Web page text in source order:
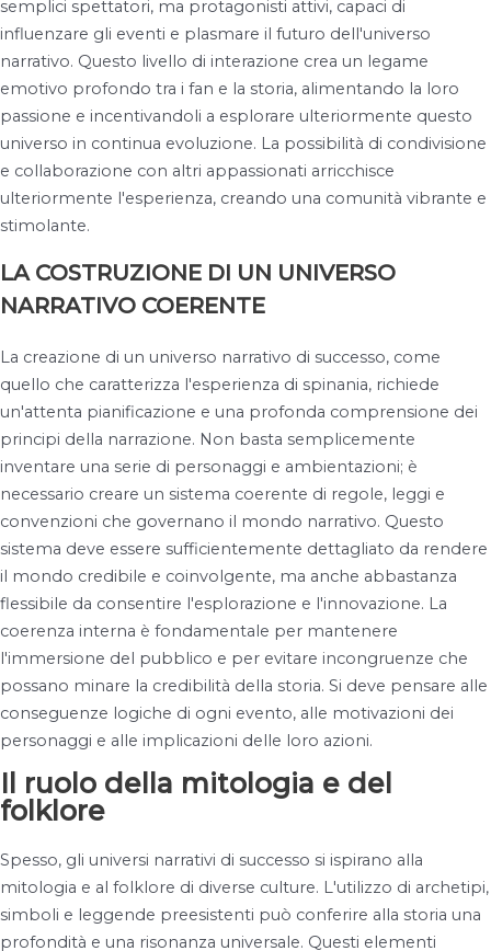
semplici spettatori, ma protagonisti attivi, capaci di
influenzare gli eventi e plasmare il futuro dell'universo
narrativo. Questo livello di interazione crea un legame
emotivo profondo tra i fan e la storia, alimentando la loro
passione e incentivandoli a esplorare ulteriormente questo
universo in continua evoluzione. La possibilità di condivisione
e collaborazione con altri appassionati arricchisce
ulteriormente l'esperienza, creando una comunità vibrante e
stimolante.
LA COSTRUZIONE DI UN UNIVERSO
NARRATIVO COERENTE
La creazione di un universo narrativo di successo, come
quello che caratterizza l'esperienza di spinania, richiede
un'attenta pianificazione e una profonda comprensione dei
principi della narrazione. Non basta semplicemente
inventare una serie di personaggi e ambientazioni; è
necessario creare un sistema coerente di regole, leggi e
convenzioni che governano il mondo narrativo. Questo
sistema deve essere sufficientemente dettagliato da rendere
il mondo credibile e coinvolgente, ma anche abbastanza
flessibile da consentire l'esplorazione e l'innovazione. La
coerenza interna è fondamentale per mantenere
l'immersione del pubblico e per evitare incongruenze che
possano minare la credibilità della storia. Si deve pensare alle
conseguenze logiche di ogni evento, alle motivazioni dei
personaggi e alle implicazioni delle loro azioni.
Il ruolo della mitologia e del
folklore
Spesso, gli universi narrativi di successo si ispirano alla
mitologia e al folklore di diverse culture. L'utilizzo di archetipi,
simboli e leggende preesistenti può conferire alla storia una
profondità e una risonanza universale. Questi elementi